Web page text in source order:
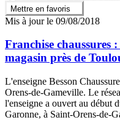
Mettre en favoris
Mis à jour le 09/08/2018
Franchise chaussures
magasin près de
L'enseigne Besson
Orens-de-Gameville. Le
l'enseigne a ouvert au début
Garonne, à Saint-Orens-de-